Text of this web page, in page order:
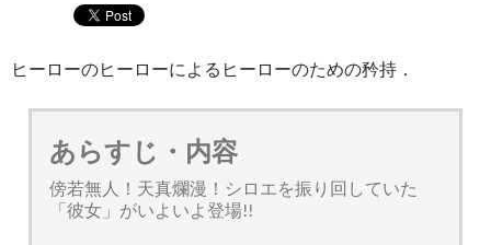
ヒーローのヒーローによるヒーローのための矜持．
あらすじ・内容
傍若無人！天真爛漫！シロエを振り回していた
「彼女」がいよいよ登場!!